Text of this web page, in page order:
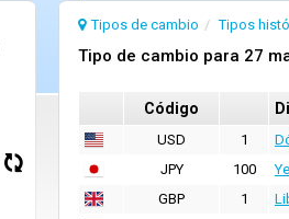
Tipos de cambio Tipos
Tipo de cambio para 27
Código
USD 1
JPY
100
GBP
1